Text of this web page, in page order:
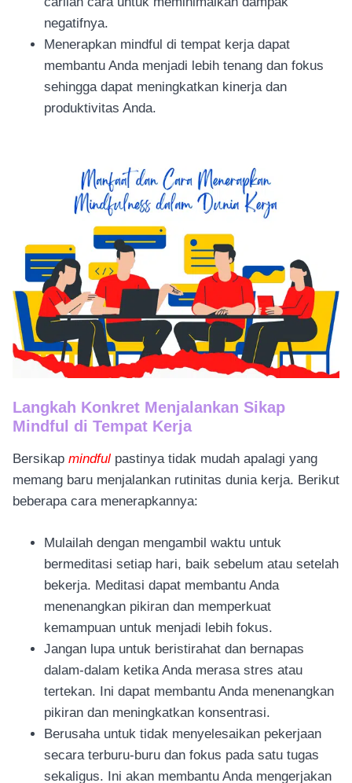
negatifnya.
Menerapkan mindful di tempat kerja dapat
membantu Anda menjadi lebih tenang dan fokus
sehingga dapat meningkatkan kinerja dan
produktivitas Anda.
Langkah Konkret Menjalankan Sikap
Mindful di Tempat Kerja
Bersikap mindful pastinya tidak mudah apalagi yang
memang baru menjalankan rutinitas dunia kerja. Berikut
beberapa cara menerapkannya:
Mulailah dengan mengambil waktu untuk
bermeditasi setiap hari, baik sebelum atau setelah
bekerja. Meditasi dapat membantu Anda
menenangkan pikiran dan memperkuat
kemampuan untuk menjadi lebih fokus.
Jangan lupa untuk beristirahat dan bernapas
dalam-dalam ketika Anda merasa stres atau
tertekan. Ini dapat membantu Anda menenangkan
pikiran dan meningkatkan konsentrasi.
Berusaha untuk tidak menyelesaikan pekerjaan
secara terburu-buru dan fokus pada satu tugas
sekaligus. Ini akan membantu Anda mengerjakan